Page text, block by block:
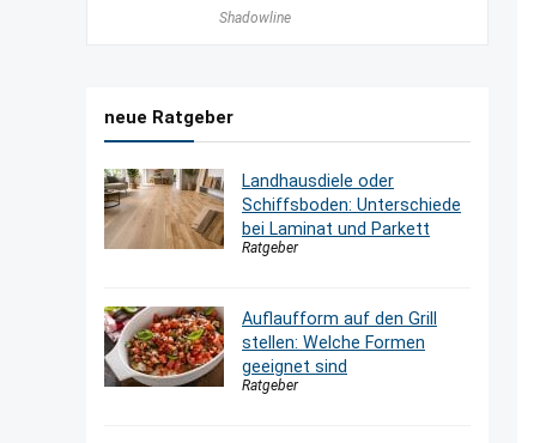
Shadowline
neue Ratgeber
Landhausdiele oder
Schiffsboden: Unterschiede
bei Laminat und Parkett
Ratgeber
Auflaufform auf den Grill
stellen: Welche Formen
geeignet sind
Ratgeber